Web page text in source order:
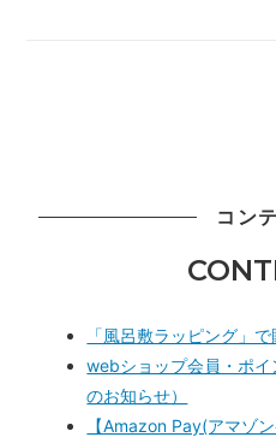
コン
「風呂敷ラッピング」
webショップ会員・ポ
のお知らせ）
【Amazon Pay(アマゾ